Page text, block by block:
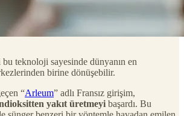
teknoloji sayesinde dünyanın en
birine dönüşebilir.
“Arleum” adlı Fransız girişim,
yakıt üretmeyi başardı. Bu